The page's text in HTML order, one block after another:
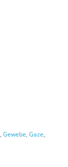
, Gewebe, Gaze,